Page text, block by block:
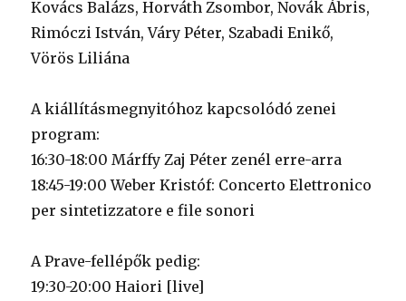
Kovács Balázs, Horváth Zsombor, Novák Ábris,
Rimóczi István, Váry Péter, Szabadi Enikő,
Vörös Liliána
A kiállításmegnyitóhoz kapcsolódó zenei
program:
16:30-18:00 Márffy Zaj Péter zenél erre-arra
18:45-19:00 Weber Kristóf: Concerto Elettronico
per sintetizzatore e file sonori
A Prave-fellépők pedig:
19:30-20:00 Haiori [live]